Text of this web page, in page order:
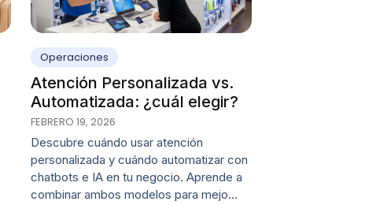
Operaciones
Atención Personalizada vs.
Automatizada: ¿cuál elegir?
FEBRERO 19, 2026
Descubre cuándo usar atención
personalizada y cuándo automatizar con
chatbots e IA en tu negocio. Aprende a
combinar ambos modelos para mejo…